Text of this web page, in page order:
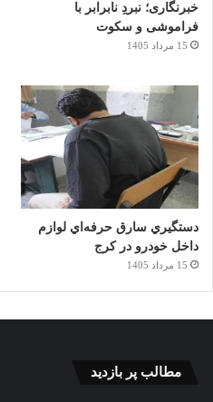
خبرنگاری؛ نبردِ نابرابر با
فراموشی و سکوت
15 مرداد 1405
دستگيري سارق حرفه‌اي لوازم
داخل خودرو در کرج
15 مرداد 1405
مطالب پر بازدید